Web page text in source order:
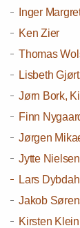
Inger
Ken Zier
Thomas
Lisbeth
Jørn Bork,
Finn
Jørgen
Jytte Nielsen
Lars
Jakob
Kirsten